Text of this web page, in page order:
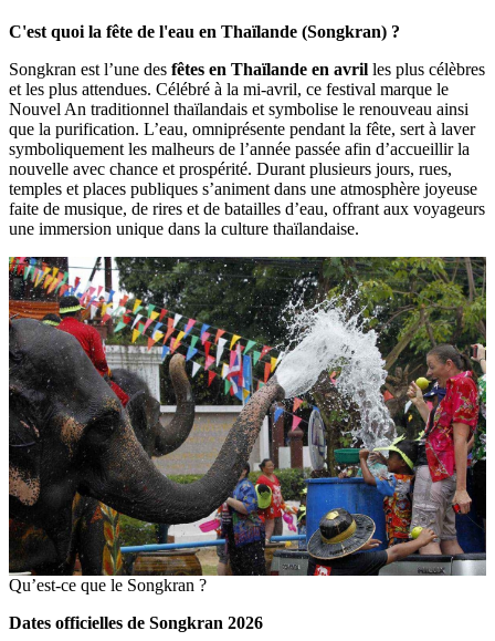
C'est quoi la fête de l'eau en Thaïlande (Songkran) ?
Songkran est l’une des fêtes en Thaïlande en avril les plus célèbres
et les plus attendues. Célébré à la mi-avril, ce festival marque le
Nouvel An traditionnel thaïlandais et symbolise le renouveau ainsi
que la purification. L’eau, omniprésente pendant la fête, sert à laver
symboliquement les malheurs de l’année passée afin d’accueillir la
nouvelle avec chance et prospérité. Durant plusieurs jours, rues,
temples et places publiques s’animent dans une atmosphère joyeuse
faite de musique, de rires et de batailles d’eau, offrant aux voyageurs
une immersion unique dans la culture thaïlandaise.
Qu’est-ce que le Songkran ?
Dates officielles de Songkran 2026